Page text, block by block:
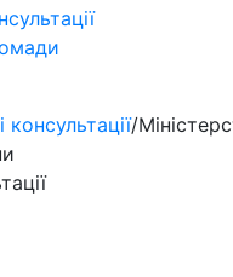
консультації/